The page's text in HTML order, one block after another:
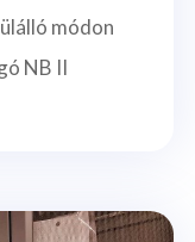
módon
NB II